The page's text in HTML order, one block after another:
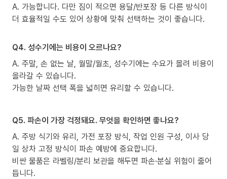
A. 가능합니다. 다만 짐이 적으면 용달/반포장 등 다른 방식이
더 효율적일 수도 있어 상황에 맞춰 선택하는 것이 좋습니다.
Q4. 성수기에는 비용이 오르나요?
A. 주말, 손 없는 날, 월말/월초, 성수기에는 수요가 몰려 비용이
올라갈 수 있습니다.
가능한 날짜 선택 폭을 넓히면 유리할 수 있습니다.
Q5. 파손이 가장 걱정돼요. 무엇을 확인하면 좋나요?
A. 주방 식기와 유리, 가전 포장 방식, 작업 인원 구성, 이사 당
일 상차 고정 방식이 파손 예방에 중요합니다.
비싼 물품은 라벨링/분리 보관을 해두면 파손·분실 위험이 줄어
듭니다.